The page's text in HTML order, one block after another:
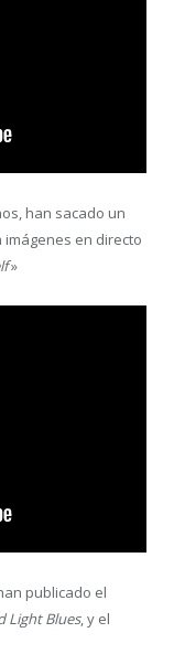
han sacado un
en directo
»
publicado el
Light Blues, y el